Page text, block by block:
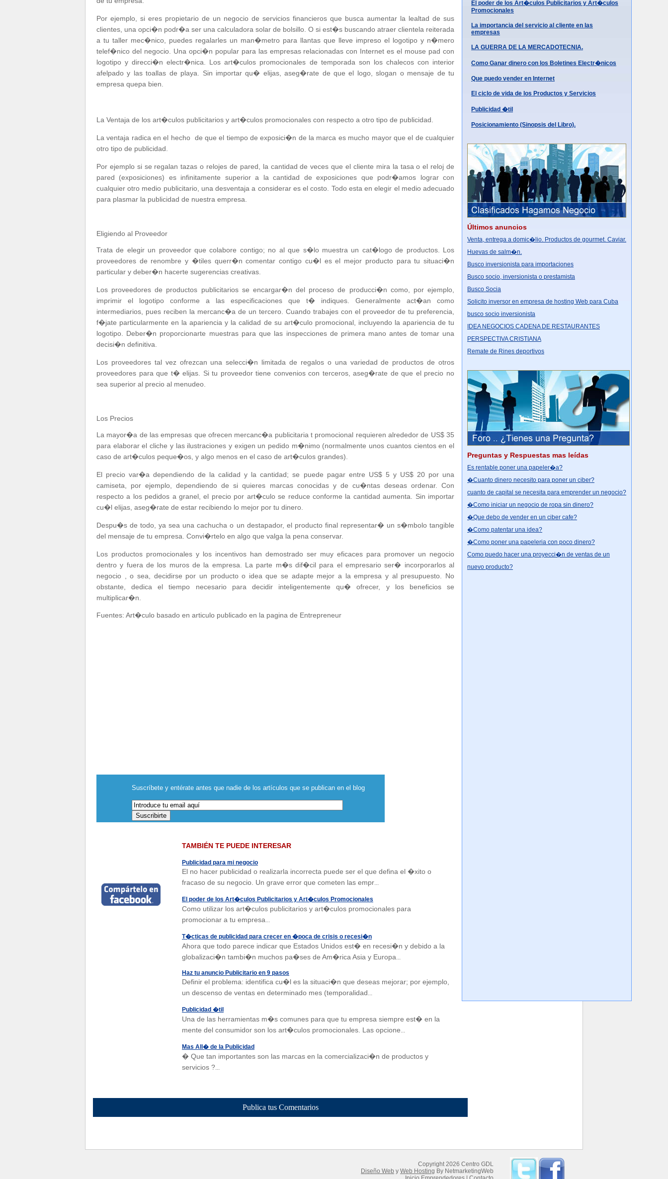
Por ejemplo, si eres propietario de un negocio de servicios financieros que busca aumentar la lealtad de sus
clientes, una opci�n podr�a ser una calculadora solar de bolsillo. O si est�s buscando atraer clientela reiterada
a tu taller mec�nico, puedes regalarles un man�metro para llantas que lleve impreso el logotipo y n�mero
telef�nico del negocio. Una opci�n popular para las empresas relacionadas con Internet es el mouse pad con
logotipo y direcci�n electr�nica. Los art�culos promocionales de temporada son los chalecos con interior
afelpado y las toallas de playa. Sin importar qu� elijas, aseg�rate de que el logo, slogan o mensaje de tu
empresa quepa bien.
La Ventaja de los art�culos publicitarios y art�culos promocionales con respecto a otro tipo de publicidad.
La ventaja radica en el hecho de que el tiempo de exposici�n de la marca es mucho mayor que el de cualquier
otro tipo de publicidad.
Por ejemplo si se regalan tazas o relojes de pared, la cantidad de veces que el cliente mira la tasa o el reloj de
pared (exposiciones) es infinitamente superior a la cantidad de exposiciones que podr�amos lograr con
cualquier otro medio publicitario, una desventaja a considerar es el costo. Todo esta en elegir el medio adecuado
para plasmar la publicidad de nuestra empresa.
Eligiendo al Proveedor
Trata de elegir un proveedor que colabore contigo; no al que s�lo muestra un cat�logo de productos. Los
proveedores de renombre y �tiles querr�n comentar contigo cu�l es el mejor producto para tu situaci�n
particular y deber�n hacerte sugerencias creativas.
Los proveedores de productos publicitarios se encargar�n del proceso de producci�n como, por ejemplo,
imprimir el logotipo conforme a las especificaciones que t� indiques. Generalmente act�an como
intermediarios, pues reciben la mercanc�a de un tercero. Cuando trabajes con el proveedor de tu preferencia,
f�jate particularmente en la apariencia y la calidad de su art�culo promocional, incluyendo la apariencia de tu
logotipo. Deber�n proporcionarte muestras para que las inspecciones de primera mano antes de tomar una
decisi�n definitiva.
Los proveedores tal vez ofrezcan una selecci�n limitada de regalos o una variedad de productos de otros
proveedores para que t� elijas. Si tu proveedor tiene convenios con terceros, aseg�rate de que el precio no
sea superior al precio al menudeo.
Los Precios
La mayor�a de las empresas que ofrecen mercanc�a publicitaria t promocional requieren alrededor de US$ 35
para elaborar el cliche y las ilustraciones y exigen un pedido m�nimo (normalmente unos cuantos cientos en el
caso de art�culos peque�os, y algo menos en el caso de art�culos grandes).
El precio var�a dependiendo de la calidad y la cantidad; se puede pagar entre US$ 5 y US$ 20 por una
camiseta, por ejemplo, dependiendo de si quieres marcas conocidas y de cu�ntas deseas ordenar. Con
respecto a los pedidos a granel, el precio por art�culo se reduce conforme la cantidad aumenta. Sin importar
cu�l elijas, aseg�rate de estar recibiendo lo mejor por tu dinero.
Despu�s de todo, ya sea una cachucha o un destapador, el producto final representar� un s�mbolo tangible
del mensaje de tu empresa. Convi�rtelo en algo que valga la pena conservar.
Los productos promocionales y los incentivos han demostrado ser muy eficaces para promover un negocio
dentro y fuera de los muros de la empresa. La parte m�s dif�cil para el empresario ser� incorporarlos al
negocio , o sea, decidirse por un producto o idea que se adapte mejor a la empresa y al presupuesto. No
obstante, dedica el tiempo necesario para decidir inteligentemente qu� ofrecer, y los beneficios se
multiplicar�n.
Fuentes: Art�culo basado en articulo publicado en la pagina de Entrepreneur
Suscríbete y entérate antes que nadie de los artículos que se publican en el blog
TAMBIÉN TE PUEDE INTERESAR
Publicidad para mi negocio
El no hacer publicidad o realizarla incorrecta puede ser el que defina el �xito o
fracaso de su negocio. Un grave error que cometen las empr...
El poder de los Art�culos Publicitarios y Art�culos Promocionales
Como utilizar los art�culos publicitarios y art�culos promocionales para
promocionar a tu empresa...
T�cticas de publicidad para crecer en �poca de crisis o recesi�n
Ahora que todo parece indicar que Estados Unidos est� en recesi�n y debido a la
globalizaci�n tambi�n muchos pa�ses de Am�rica Asia y Europa...
Haz tu anuncio Publicitario en 9 pasos
Definir el problema: identifica cu�l es la situaci�n que deseas mejorar; por ejemplo,
un descenso de ventas en determinado mes (temporalidad...
Publicidad �til
Una de las herramientas m�s comunes para que tu empresa siempre est� en la
mente del consumidor son los art�culos promocionales. Las opcione...
Mas All� de la Publicidad
� Que tan importantes son las marcas en la comercializaci�n de productos y
servicios ?...
Publica tus Comentarios
El poder de los Art�culos Publicitarios y Art�culos
Promocionales
La importancia del servicio al cliente en las
empresas
LA GUERRA DE LA MERCADOTECNIA.
Como Ganar dinero con los Boletines Electr�nicos
Que puedo vender en Internet
El ciclo de vida de los Productos y Servicios
Publicidad �til
Posicionamiento (Sinopsis del Libro).
Últimos anuncios
Venta, entrega a domic�lio. Productos de gourmet. Caviar.
Huevas de salm�n.
Busco inversionista para importaciones
Busco socio, inversionista o prestamista
Busco Socia
Solicito inversor en empresa de hosting Web para Cuba
busco socio inversionista
IDEA NEGOCIOS CADENA DE RESTAURANTES
PERSPECTIVA CRISTIANA
Remate de Rines deportivos
Preguntas y Respuestas mas leídas
Es rentable poner una papeler�a?
�Cuanto dinero necesito para poner un ciber?
cuanto de capital se necesita para emprender un negocio?
�Como iniciar un negocio de ropa sin dinero?
�Que debo de vender en un ciber cafe?
�Como patentar una idea?
�Como poner una papeleria con poco dinero?
Como puedo hacer una proyecci�n de ventas de un
nuevo producto?
Copyright 2026 Centro GDL
Diseño Web y Web Hosting By NetmarketingWeb